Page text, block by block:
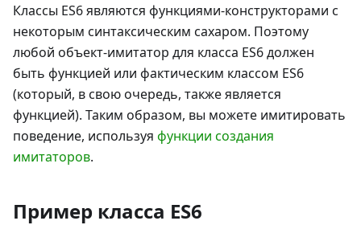
Классы ES6 являются функциями-конструкторами с
некоторым синтаксическим сахаром. Поэтому
любой объект-имитатор для класса ES6 должен
быть функцией или фактическим классом ES6
(который, в свою очередь, также является
функцией). Таким образом, вы можете имитировать
поведение, используя функции создания
имитаторов.
Пример класса ES6